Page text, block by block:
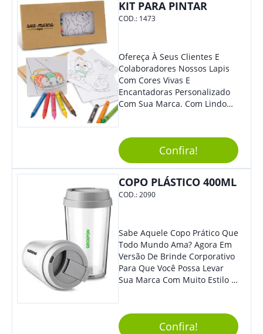
KIT PARA PINTAR
COD.: 1473
Ofereça À Seus Clientes E
Colaboradores Nossos Lapis
Com Cores Vivas E
Encantadoras Personalizado
Com Sua Marca. Com Lindo
Perfeito, Não É?!
Confira!
COPO PLÁSTICO 400ML
COD.:2090
Sabe Aquele Copo Prático Que
Todo Mundo Ama? Agora Em
Versão De Brinde Corporativo
Para Que Você Possa Levar
Sua Marca Com Muito Estilo E
De Exposição.
Confira!